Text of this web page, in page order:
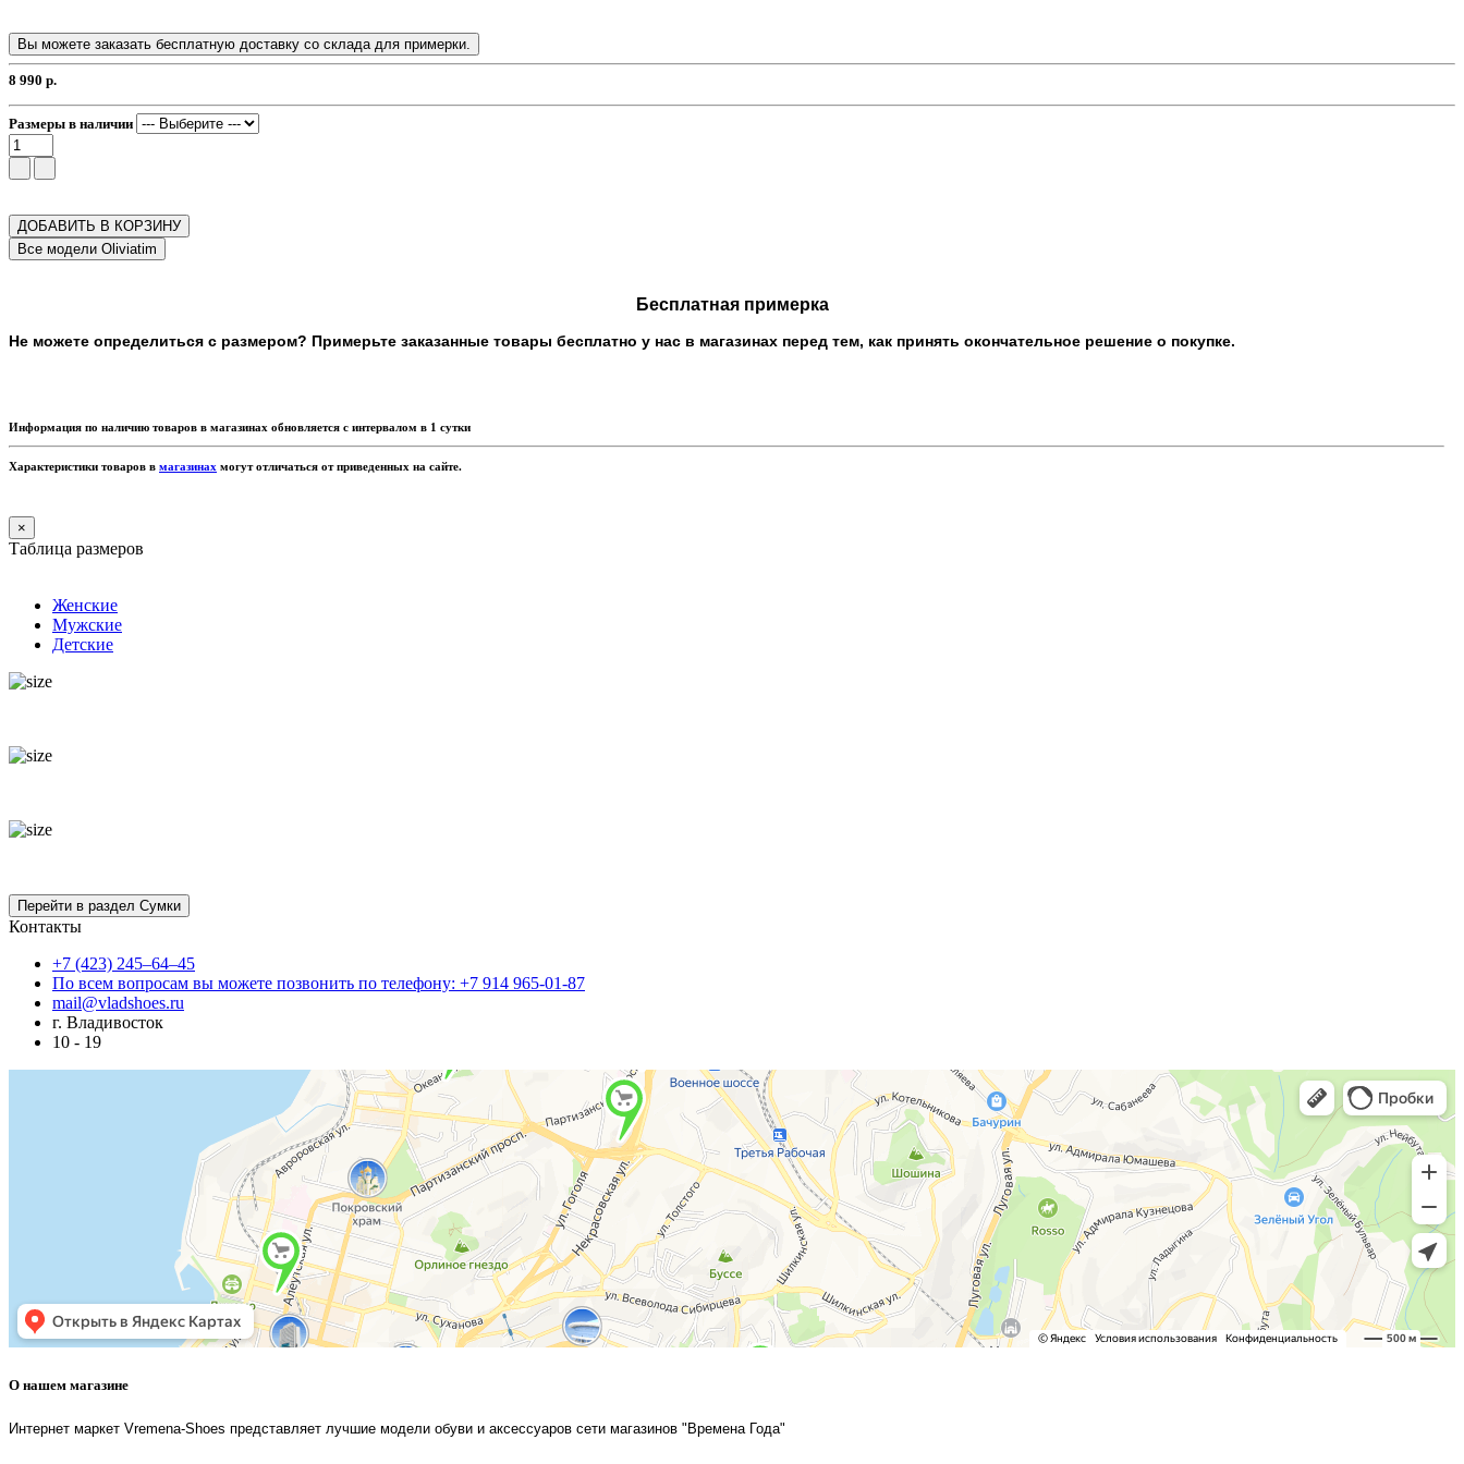
Вы можете заказать бесплатную доставку со склада для примерки.
8 990 р.
Размеры в наличии
ДОБАВИТЬ В КОРЗИНУ
Бесплатная примерка
Не можете определиться с размером? Примерьте заказанные товары бесплатно у нас в магазинах перед тем, как принять окончательное решение о покупке.
Информация по наличию товаров в магазинах обновляется с интервалом в 1 сутки
Характеристики товаров в магазинах могут отличаться от приведенных на сайте.
×
Таблица размеров
Женские
Мужские
Детские
Контакты
+7 (423) 245–64–45
По всем вопросам вы можете позвонить по телефону: +7 914 965-01-87
mail@vladshoes.ru
г. Владивосток
10 - 19
О нашем магазине
Интернет маркет Vremena-Shoes представляет лучшие модели обуви и аксессуаров сети магазинов "Времена Года"